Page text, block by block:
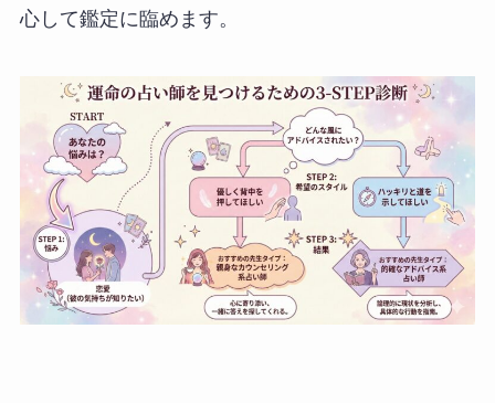
心して鑑定に臨めます。